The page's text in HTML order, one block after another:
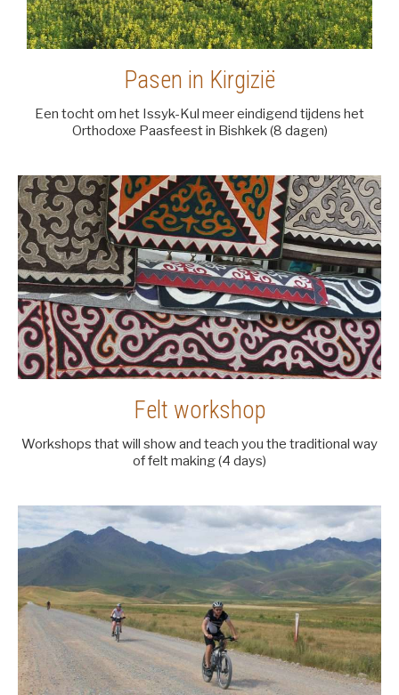
Pasen in Kirgizië
Een tocht om het Issyk-Kul meer eindigend tijdens het
Orthodoxe Paasfeest in Bishkek (8 dagen)
Felt workshop
Workshops that will show and teach you the traditional way
of felt making (4 days)